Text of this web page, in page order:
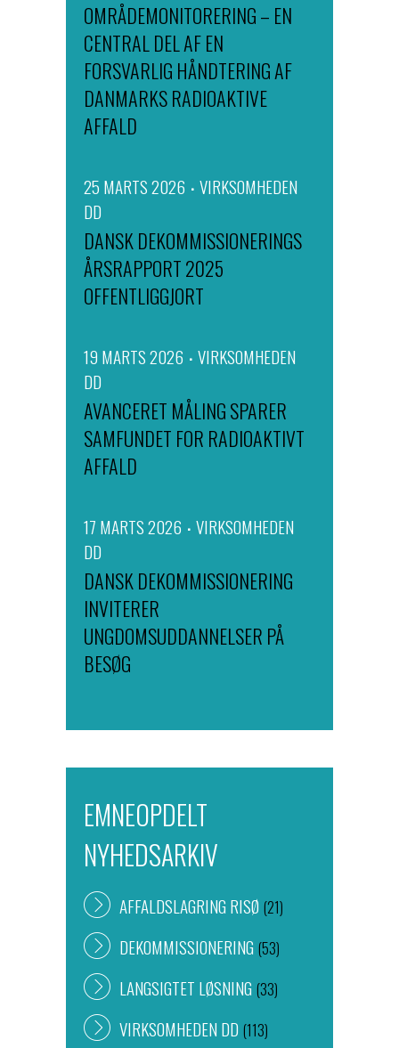
OMRÅDEMONITORERING – EN
CENTRAL DEL AF EN
FORSVARLIG HÅNDTERING AF
DANMARKS RADIOAKTIVE
AFFALD
25 MARTS 2026
VIRKSOMHEDEN
DD
DANSK DEKOMMISSIONERINGS
ÅRSRAPPORT 2025
OFFENTLIGGJORT
19 MARTS 2026
VIRKSOMHEDEN
DD
AVANCERET MÅLING SPARER
SAMFUNDET FOR RADIOAKTIVT
AFFALD
17 MARTS 2026
VIRKSOMHEDEN
DD
DANSK DEKOMMISSIONERING
INVITERER
UNGDOMSUDDANNELSER PÅ
BESØG
EMNEOPDELT
NYHEDSARKIV
AFFALDSLAGRING RISØ (21)
DEKOMMISSIONERING (53)
LANGSIGTET LØSNING (33)
VIRKSOMHEDEN DD (113)